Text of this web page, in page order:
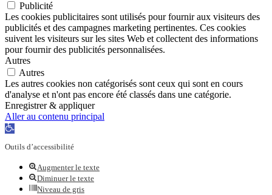
Publicité
Les cookies publicitaires sont utilisés pour fournir aux visiteurs des
publicités et des campagnes marketing pertinentes. Ces cookies
suivent les visiteurs sur les sites Web et collectent des informations
pour fournir des publicités personnalisées.
Autres
Autres
Les autres cookies non catégorisés sont ceux qui sont en cours
d'analyse et n'ont pas encore été classés dans une catégorie.
Enregistrer & appliquer
Aller au contenu principal
Ouvrir
barre
Outils d’accessibilité
Augmenter le texte
Diminuer le texte
Niveau de gris